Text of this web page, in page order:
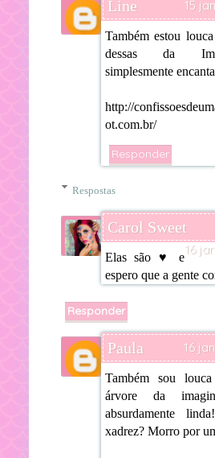
Line 15
Também estou
dessas da
simplesmente
http://
ot.com.br/
Responder
Respostas
Carol Sweet
16
Elas são ♥ e
espero que a gente
Responder
Paula 16
Também sou
árvore da
absurdamente
xadrez? Morro por